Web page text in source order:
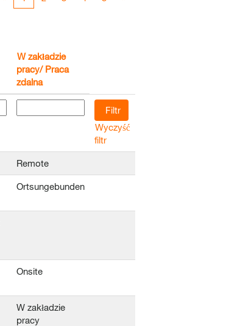
W zakładzie
pracy/ Praca
zdalna
Wyczyść
filtr
Remote
Ortsungebunden
Onsite
W zakładzie
pracy